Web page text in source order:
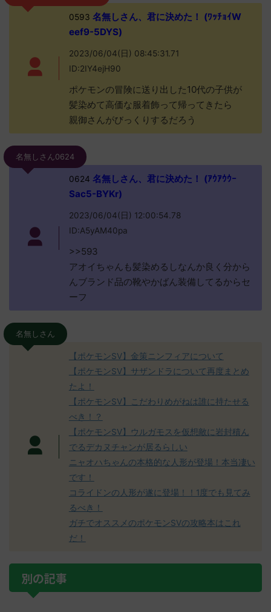
0593 名無しさん、君に決めた！ (ﾜｯﾁｮｲW
eef9-5DYS)
2023/06/04(日) 08:45:31.71
ID:2IY4ejH90
ポケモンの冒険に送り出した10代の子供が
髪染めて高価な服着飾って帰ってきたら
親御さんがびっくりするだろう
名無しさん0624
0624 名無しさん、君に決めた！ (ｱｳｱｳｳｰ
Sac5-BYKr)
2023/06/04(日) 12:00:54.78
ID:A5yAM40pa
>>593
アオイちゃんも髪染めるしなんか良く分から
んブランド品の靴やかばん装備してるからセ
ーフ
名無しさん
【ポケモンSV】金策ニンフィアについて
【ポケモンSV】サザンドラについて再度まとめ
たよ！
【ポケモンSV】こだわりめがねは誰に持たせる
べき！？
【ポケモンSV】ウルガモスを仮想敵に岩封積ん
でるデカヌチャンが居るらしい
ニャオハちゃんの本格的な人形が登場！本当凄い
です！
コライドンの人形が遂に登場！！1度でも見てみ
るべき！
ガチでオススメのポケモンSVの攻略本はこれ
だ！
別の記事